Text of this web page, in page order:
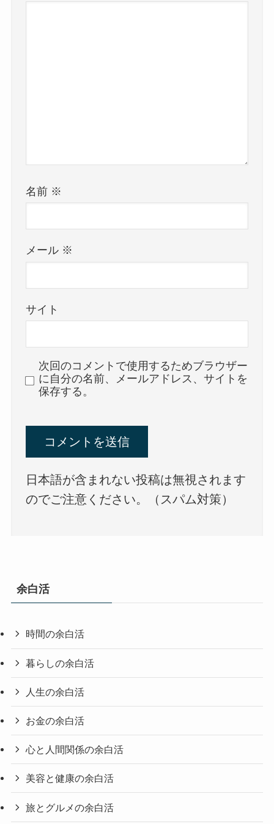
名前 ※
メール ※
サイト
次回のコメントで使用するためブラウザー
に自分の名前、メールアドレス、サイトを
保存する。
日本語が含まれない投稿は無視されます
のでご注意ください。（スパム対策）
余白活
時間の余白活
暮らしの余白活
人生の余白活
お金の余白活
心と人間関係の余白活
美容と健康の余白活
旅とグルメの余白活